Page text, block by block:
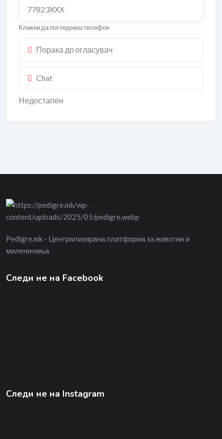
77823XXX
Кликни да погледнеш телефон
Порака до огласувач
Chat
Недостапен
Pedigre.mk - Централизирана платформа за животни и
миленичиња
Следи не на Facebook
Следи не на Instagram